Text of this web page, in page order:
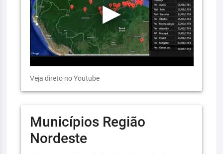
Veja direto no Youtube
Municípios Região
Nordeste